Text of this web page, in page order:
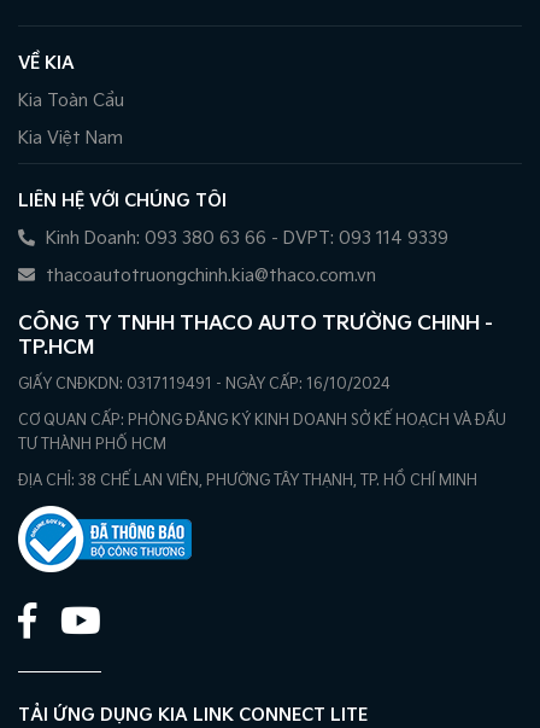
VỀ KIA
Kia Toàn Cầu
Kia Việt Nam
LIÊN HỆ VỚI CHÚNG TÔI
Kinh Doanh: 093 380 63 66 - DVPT: 093 114 9339
thacoautotruongchinh.kia@thaco.com.vn
CÔNG TY TNHH THACO AUTO TRƯỜNG CHINH -
TP.HCM
GIẤY CNĐKDN: 0317119491 - NGÀY CẤP: 16/10/2024
CƠ QUAN CẤP: PHÒNG ĐĂNG KÝ KINH DOANH SỞ KẾ HOẠCH VÀ ĐẦU
TƯ THÀNH PHỐ HCM
ĐỊA CHỈ: 38 CHẾ LAN VIÊN, PHƯỜNG TÂY THẠNH, TP. HỒ CHÍ MINH
TẢI ỨNG DỤNG KIA LINK CONNECT LITE